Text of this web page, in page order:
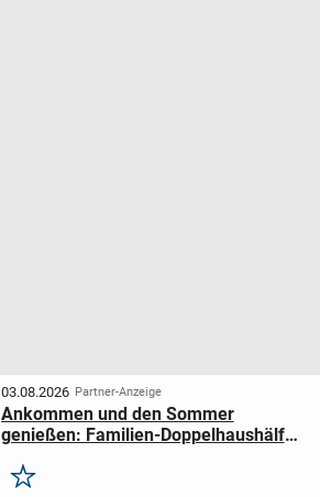
03.08.2026 Partner-Anzeige
Ankommen und den Sommer
genießen: Familien-Doppelhaushälfte
Merken